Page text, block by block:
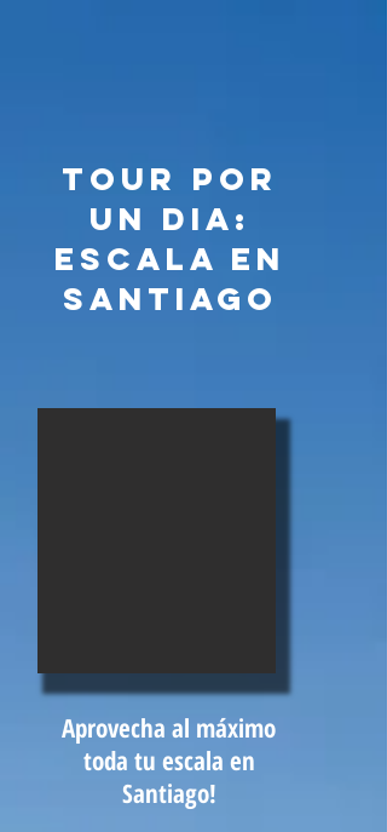
TOUR POR
UN DIA:
ESCALA EN
SANTIAGO
Aprovecha al máximo
toda tu escala en
Santiago!